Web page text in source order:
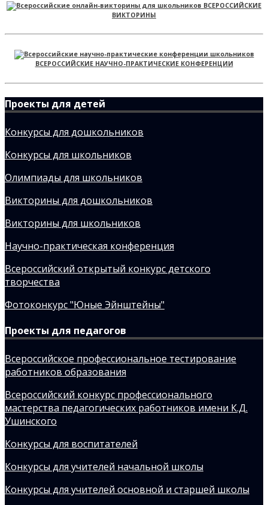
ВСЕРОССИЙСКИЕ
ВИКТОРИНЫ
ВСЕРОССИЙСКИЕ НАУЧНО-ПРАКТИЧЕСКИЕ КОНФЕРЕНЦИИ
Проекты для детей
Конкурсы для дошкольников
Конкурсы для школьников
Олимпиады для школьников
Викторины для дошкольников
Викторины для школьников
Научно-практическая конференция
Всероссийский открытый конкурс детского
творчества
Фотоконкурс "Юные Эйнштейны"
Проекты для педагогов
Всероссийское профессиональное тестирование
работников образования
Всероссийский конкурс профессионального
мастерства педагогических работников имени К.Д.
Ушинского
Конкурсы для воспитателей
Конкурсы для учителей начальной школы
Конкурсы для учителей основной и старшей школы